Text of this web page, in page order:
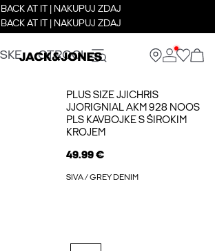
BACK AT IT | NAKUPUJ ZDAJ
BACK AT IT | NAKUPUJ ZDAJ
OTROCI
PLUS SIZE JJICHRIS
JJORIGNIAL AKM 928 NOOS
PLS KAVBOJKE S ŠIROKIM
KROJEM
49.99 €
SIVA / GREY DENIM